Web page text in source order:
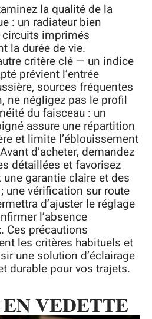
la qualité de la
: un radiateur bien
imprimés
la durée de vie.
critère clé — un indice
prévient l’entrée
sources fréquentes
ne négligez pas le profil
du faisceau : un
assure une répartition
et limite l’éblouissement
d’acheter, demandez
détaillées et favorisez
garantie claire et des
vérification sur route
d’ajuster le réglage
l’absence
Ces précautions
les critères habituels et
une solution d’éclairage
durable pour vos trajets.
VEDETTE